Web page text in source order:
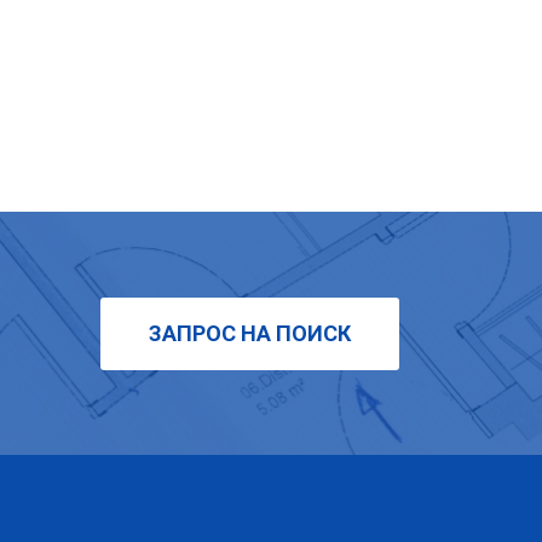
ЗАПРОС НА ПОИСК